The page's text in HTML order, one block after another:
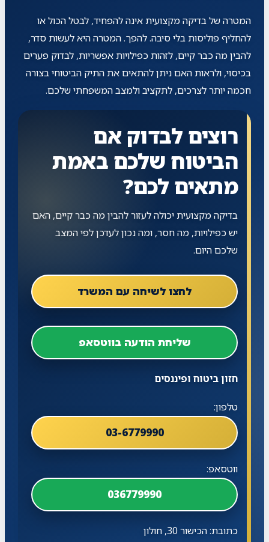
המטרה של בדיקה מקצועית אינה להפחיד, לבטל הכול או
להחליף פוליסות בלי סיבה. להפך. המטרה היא לעשות סדר,
להבין מה כבר קיים, לזהות כפילויות אפשריות, לבדוק פערים
בכיסוי, ולראות האם ניתן להתאים את התיק הביטוחי בצורה
חכמה יותר לצרכים, לתקציב ולמצב המשפחתי שלכם.
רוצים לבדוק אם
הביטוח שלכם באמת
מתאים לכם?
בדיקה מקצועית יכולה לעזור להבין מה כבר קיים, האם
יש כפילויות, מה חסר, ומה נכון לעדכן לפי המצב
שלכם היום.
לחצו לשיחה עם המשרד
שליחת הודעה בווטסאפ
חזון ביטוח ופיננסים
טלפון:
03-6779990
ווטסאפ:
036779990
כתובת: הכישור 30, חולון